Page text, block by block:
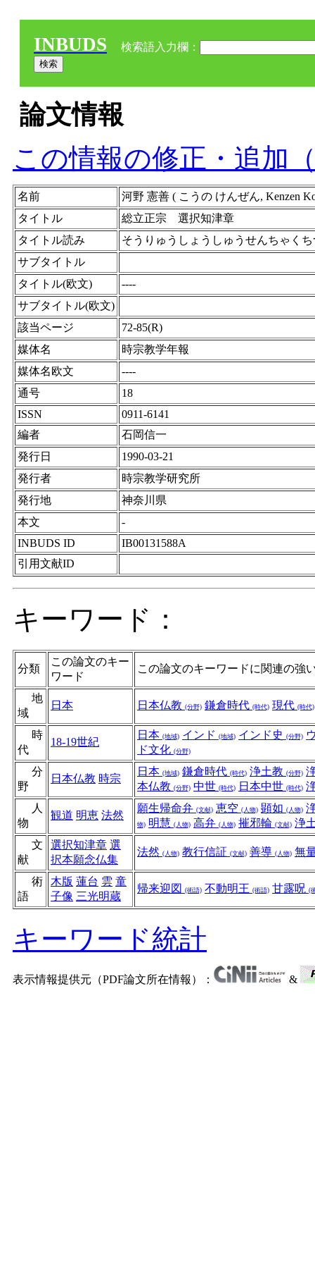
INBUDS 検索語入力欄：
論文情報
この情報の修正・追加
名前
河野 憲善 ( こうの けんぜん, Kenzen
タイトル
総立正宗 選択知津章
タイトル読み
そうりゅうしょうしゅうせんちゃく
サブタイトル
タイトル(欧文)
----
サブタイトル(欧文)
該当ページ
72-85(R)
媒体名
時宗教学年報
媒体名欧文
----
通号
18
ISSN
0911-6141
編者
石岡信一
発行日
1990-03-21
発行者
時宗教学研究所
発行地
神奈川県
本文
-
INBUDS ID
IB00131588A
引用文献ID
キーワード：
分類
この論文のキー
ワード
この論文のキーワードに関連の強
地
域
日本 日本仏教 (分野) 鎌倉時代 (時代) 現代 (時代)
時
代
18-19世紀
日本 (地域) インド (地域) インド史 (分野)
ド文化 (分野)
分
野
日本仏教 時宗
日本 (地域) 鎌倉時代 (時代) 浄土教 (分野)
本仏教 (分野) 中世 (時代) 日本中世 (時代)
人
物
観道 明恵 法然
願生帰命弁 (文献) 恵空 (人物) 顕如 (人物)
物) 明慧 (人物) 高弁 (人物) 摧邪輪 (文献) 浄
文
献
選択知津章 選
択本願念仏集
法然 (人物) 教行信証 (文献) 善導 (人物) 無
術
語
木版 蓮台 雲 童
子像 三光明蔵
帰来迎図 (術語) 不動明王 (術語) 甘露呪 (
キーワード統計
表示情報提供元（PDF論文所在情報）： &